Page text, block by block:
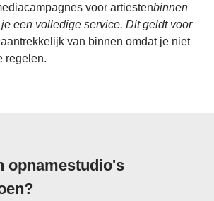
voor artiestenbinnen
een volledige service. Dit geldt voor
aantrekkelijk van binnen omdat je niet
regelen.
opnamestudio's